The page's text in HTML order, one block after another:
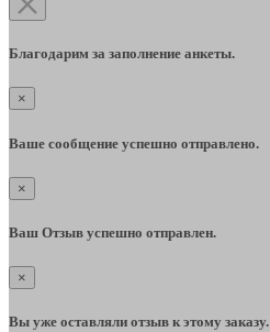
Благодарим за заполнение анкеты.
×
Ваше сообщение успешно отправлено.
×
Ваш Отзыв успешно отправлен.
×
Вы уже оставляли отзыв к этому заказу.